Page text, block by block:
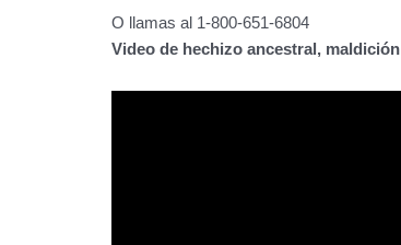
O llamas al 1-800-651-6804
Video de hechizo ancestral, maldición